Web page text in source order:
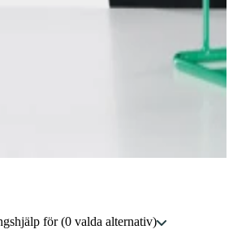
för(0valda alternativ)